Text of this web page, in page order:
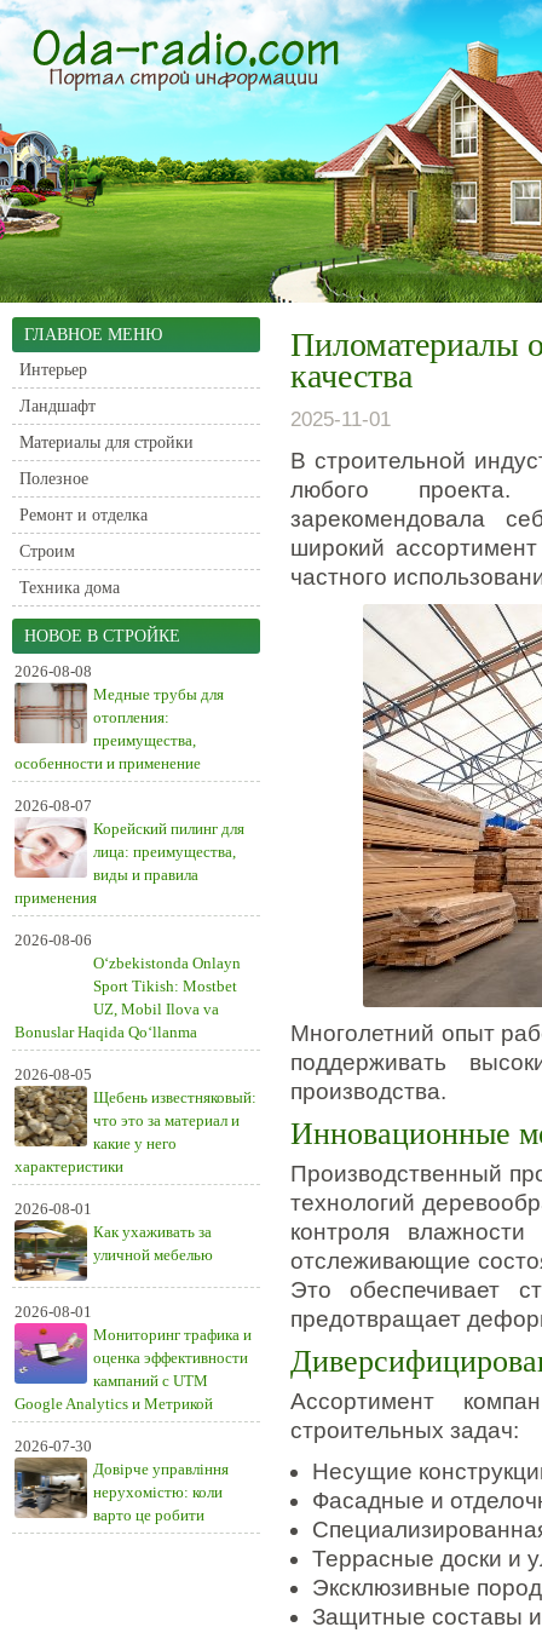
ГЛАВНОЕ МЕНЮ
Интерьер
Ландшафт
Материалы для стройки
Полезное
Ремонт и отделка
Строим
Техника дома
НОВОЕ В СТРОЙКЕ
2026-08-08
Медные трубы для
отопления:
преимущества,
особенности и применение
2026-08-07
Корейский пилинг для
лица: преимущества,
виды и правила
применения
2026-08-06
O‘zbekistonda Onlayn
Sport Tikish: Mostbet
UZ, Mobil Ilova va
Bonuslar Haqida Qo‘llanma
2026-08-05
Щебень известняковый:
что это за материал и
какие у него
характеристики
2026-08-01
Как ухаживать за
уличной мебелью
2026-08-01
Мониторинг трафика и
оценка эффективности
кампаний с UTM
Google Analytics и Метрикой
2026-07-30
Довірче управління
нерухомістю: коли
варто це робити
Пиломатериалы
качества
2025-11-01
В строительной
любого
зарекомендовала
широкий
частного
Многолетний опыт
поддерживать
производства.
Инновационные
Производственный
технологий
контроля
отслеживающие
Это обеспечивает
предотвращает
Ассортимент
строительных задач:
Несущие
Фасадные и
Террасные доски и
Эксклюзивные
Защитные составы